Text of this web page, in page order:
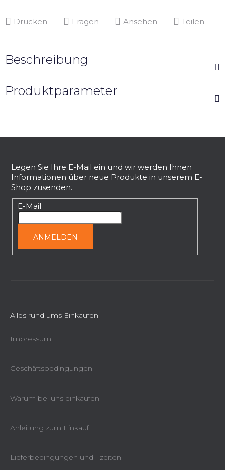
Drucken Fragen Ansehen Teilen
Beschreibung
Produktparameter
Legen Sie Ihre E-Mail ein und wir werden Ihnen
Informationen über neue Produkte in unserem E-
Shop zusenden.
E-Mail
ANMELDEN
Alles rund ums Einkaufen
Impressum
Geschäftsbedingungen
Warum bei uns einkaufen
Anleitung zum Einkauf
Lieferbedingungen und - zeiten